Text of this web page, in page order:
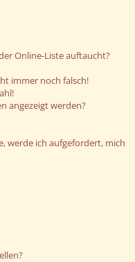
Online-Liste auftaucht?
immer noch falsch!
angezeigt werden?
werde ich aufgefordert, mich